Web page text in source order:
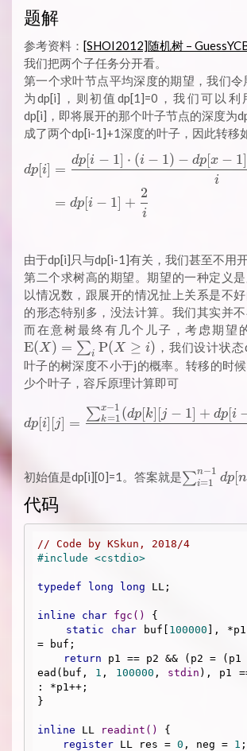
题解
参考资料： [SHOI2012]随机树 –
我们把两个子任务分开看。
第一个求叶节点平均深度的期望，我们
为dp[i]，则初值dp[1]=0，我们可以利
dp[i]，即将展开的那个叶子节点的深度为
成了两个dp[i-1]+1深度的叶子，因此转移
dp[i] =
i
dp[i − 1] ⋅ (i − 1) − dp[x − 1]
= dp[i − 1] +
i
2
由于dp[i]只与dp[i-1]有关，我们甚至不用开
第二个求树高的期望。期望的一种定义
以情况数，跟展开的情况扯上关系是不
的形态特别多，没法计算。我们其实并不
而在意树最终有几个儿子，考虑期望
E(X ) = ∑i P(X ≥ i) ，我们设计状
叶子的树深度不小于j的概率。转移的时
少个叶子，容斥原理计算即可
dp[i][j] =
dp[i] [j] =
∑k=1
x−1 (dp[k][j − 1] + dp[i
初始值是dp[i][0]=1。答案就是∑i=1
n−1
dp[n
代码
// Code by KSkun, 2018/4
#include <cstdio>
typedef long long LL;
inline char fgc ()
{
static
char buf[ 100000 ],
= buf;
return p1 == p2 && (p2 =
ead(buf, 1 , 100000 , stdin ), p1
: *p1++;
}
inline LL readint ()
{
register LL res = 0 , neg = 1 ;